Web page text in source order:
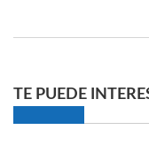
TE PUEDE